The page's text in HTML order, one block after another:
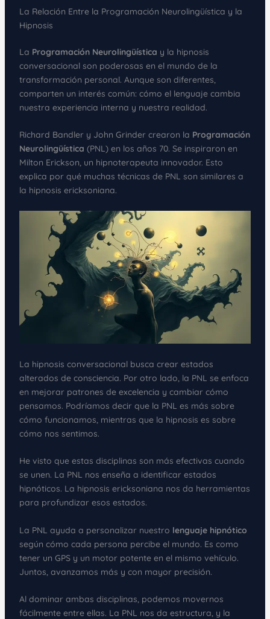
La Relación Entre la Programación Neurolingüística y la
Hipnosis
La Programación Neurolingüística y la hipnosis
conversacional son poderosas en el mundo de la
transformación personal. Aunque son diferentes,
comparten un interés común: cómo el lenguaje cambia
nuestra experiencia interna y nuestra realidad.
Richard Bandler y John Grinder crearon la Programación
Neurolingüística (PNL) en los años 70. Se inspiraron en
Milton Erickson, un hipnoterapeuta innovador. Esto
explica por qué muchas técnicas de PNL son similares a
la hipnosis ericksoniana.
La hipnosis conversacional busca crear estados
alterados de consciencia. Por otro lado, la PNL se enfoca
en mejorar patrones de excelencia y cambiar cómo
pensamos. Podríamos decir que la PNL es más sobre
cómo funcionamos, mientras que la hipnosis es sobre
cómo nos sentimos.
He visto que estas disciplinas son más efectivas cuando
se unen. La PNL nos enseña a identificar estados
hipnóticos. La hipnosis ericksoniana nos da herramientas
para profundizar esos estados.
La PNL ayuda a personalizar nuestro lenguaje hipnótico
según cómo cada persona percibe el mundo. Es como
tener un GPS y un motor potente en el mismo vehículo.
Juntos, avanzamos más y con mayor precisión.
Al dominar ambas disciplinas, podemos movernos
fácilmente entre ellas. La PNL nos da estructura, y la